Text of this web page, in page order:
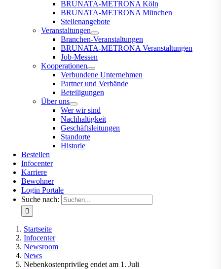
BRUNATA-METRONA Köln
BRUNATA-METRONA München
Stellenangebote
Veranstaltungen
Branchen-Veranstaltungen
BRUNATA-METRONA Veranstaltungen
Job-Messen
Kooperationen
Verbundene Unternehmen
Partner und Verbände
Beteiligungen
Über uns
Wer wir sind
Nachhaltigkeit
Geschäftsleitungen
Standorte
Historie
Bestellen
Infocenter
Karriere
Bewohner
Login Portale
Suche nach:
Startseite
Infocenter
Newsroom
News
Nebenkostenprivileg endet am 1. Juli